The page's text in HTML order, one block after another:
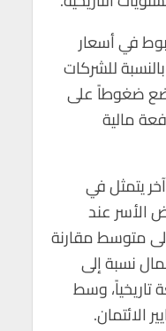
في أسعار
للشركات
ضغوطاً على
مالية
يتمثل في
الأسر عند
متوسط مقارنة
نسبة إلى
تاريخياً، وسط
الائتمان.